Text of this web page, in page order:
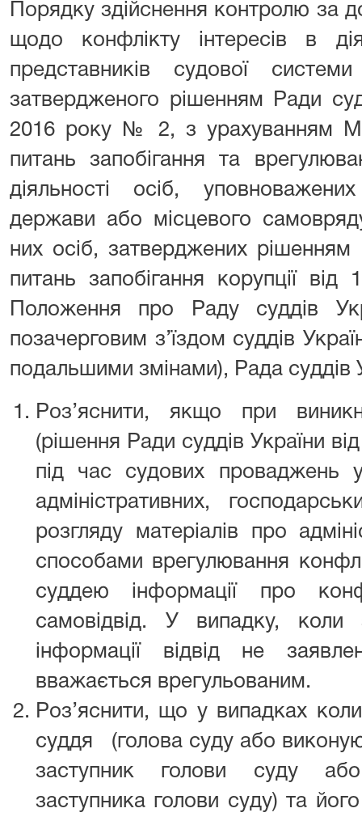
Порядку здійснення контролю за
щодо конфлікту інтересів в
представників судової
затвердженого рішенням Ради
2016 року № 2, з урахуванням
питань запобігання та
діяльності осіб,
держави або місцевого
них осіб, затверджених рішенням
питань запобігання корупції
Положення про Раду суддів
позачерговим з’їздом суддів
подальшими змінами), Рада суддів
Роз’яснити, якщо при
(рішення Ради суддів України
під час судових проваджень у
адміністративних,
розгляду матеріалів про
способами врегулювання
суддею інформації про
самовідвід. У випадку, коли
інформації відвід не
вважається врегульованим.
Роз’яснити, що у випадках
суддя (голова суду або
заступник голови суду
заступника голови суду) та